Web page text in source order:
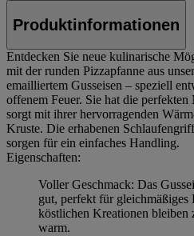
Produktinformationen
Entdecken Sie neue kulinarische
mit der runden Pizzapfanne aus
emailliertem Gusseisen – speziell
offenem Feuer. Sie hat die
sorgt mit ihrer hervorragenden
Kruste. Die erhabenen
sorgen für ein einfaches Handling.
Eigenschaften:
Voller Geschmack: Das
gut, perfekt für
köstlichen Kreationen bleiben
warm.